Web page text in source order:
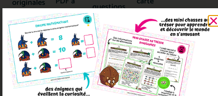
originales
écrites
et
illustrées
par
nous !
imprimer
disponibles
dans
votre
boîte
mail
juste
questions,
doutes
? On
s’engage
à vous
répondre
dans
sur
Stripe
pour
une
sécurité
renforcée